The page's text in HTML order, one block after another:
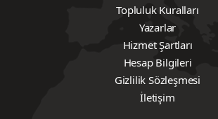
Topluluk Kuralları
Yazarlar
Hizmet Şartları
Hesap Bilgileri
Gizlilik Sözleşmesi
İletişim